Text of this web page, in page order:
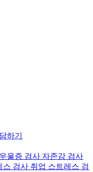
하기
우울증 검사 자존감 검사
스 검사 취업 스트레스 검